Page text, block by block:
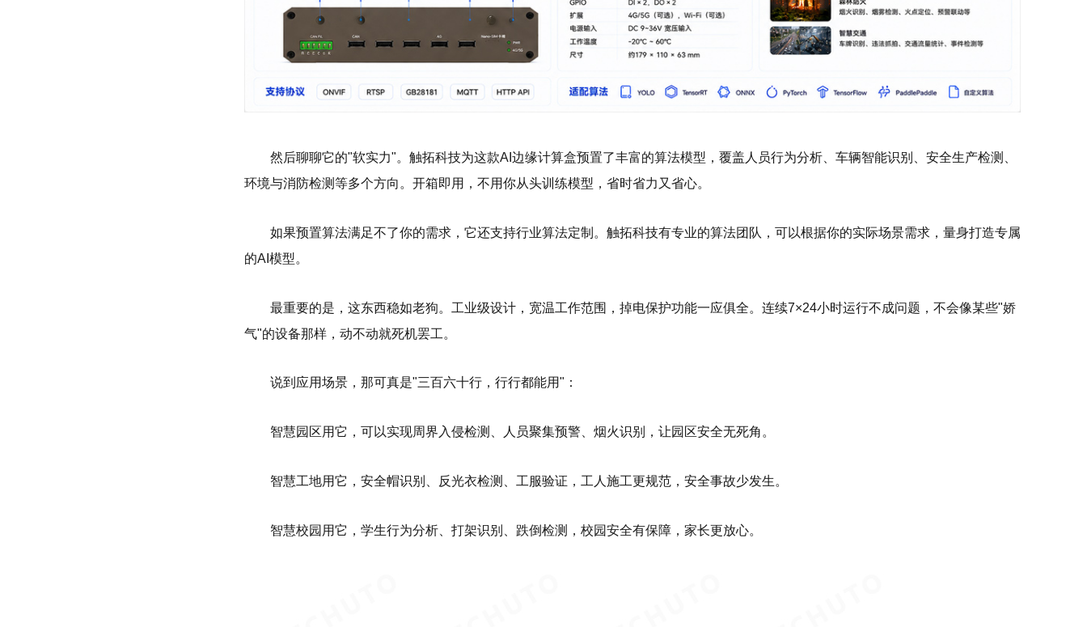
然后聊聊它的"软实力"。触拓科技为这款AI边缘计算盒预置了丰富的算法模型，覆盖人员行为分析、车辆智能识别、安全生产检测、
环境与消防检测等多个方向。开箱即用，不用你从头训练模型，省时省力又省心。
如果预置算法满足不了你的需求，它还支持行业算法定制。触拓科技有专业的算法团队，可以根据你的实际场景需求，量身打造专属
的AI模型。
最重要的是，这东西稳如老狗。工业级设计，宽温工作范围，掉电保护功能一应俱全。连续7×24小时运行不成问题，不会像某些"娇
气"的设备那样，动不动就死机罢工。
说到应用场景，那可真是"三百六十行，行行都能用"：
智慧园区用它，可以实现周界入侵检测、人员聚集预警、烟火识别，让园区安全无死角。
智慧工地用它，安全帽识别、反光衣检测、工服验证，工人施工更规范，安全事故少发生。
智慧校园用它，学生行为分析、打架识别、跌倒检测，校园安全有保障，家长更放心。